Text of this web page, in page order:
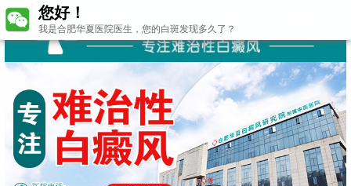
您好！
我是合肥华夏医院医生，您的白斑发现多久了？